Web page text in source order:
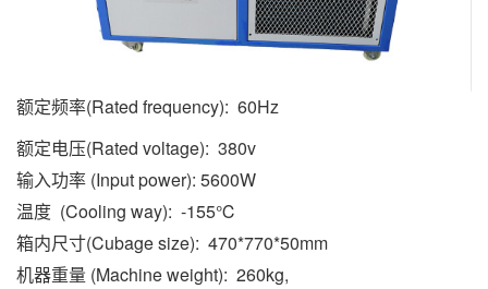
额定频率(Rated frequency): 60Hz
额定电压(Rated voltage): 380v
输入功率 (Input power): 5600W
温度 (Cooling way): -155℃
箱内尺寸(Cubage size): 470*770*50mm
机器重量 (Machine weight): 260kg,